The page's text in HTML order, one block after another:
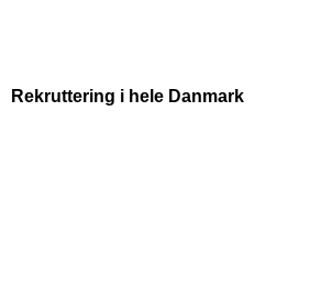
Rekruttering i hele Danmark